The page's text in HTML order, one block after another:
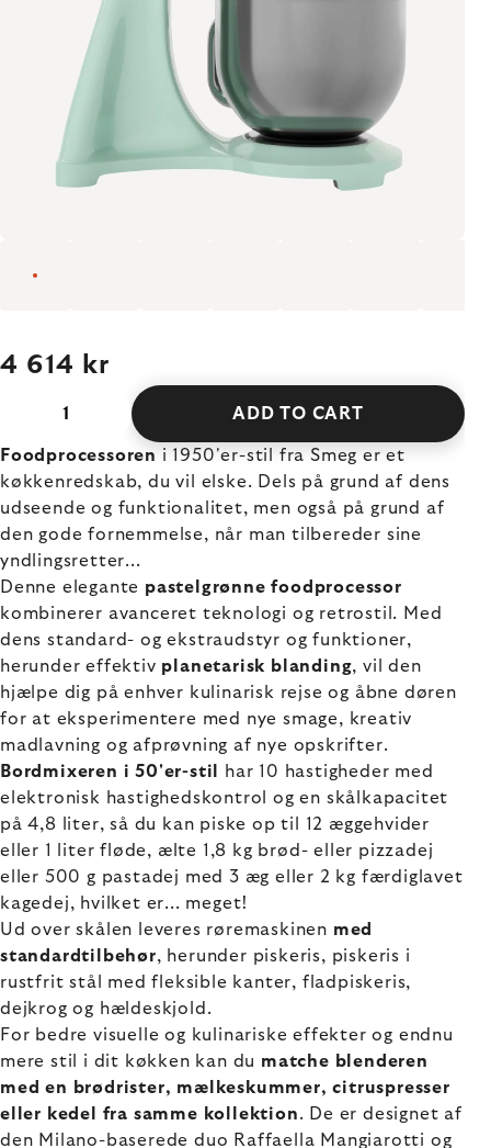
4 614 kr
ADD TO CART
Foodprocessoren i 1950'er-stil fra Smeg er et
køkkenredskab, du vil elske. Dels på grund af dens
udseende og funktionalitet, men også på grund af
den gode fornemmelse, når man tilbereder sine
yndlingsretter...
Denne elegante pastelgrønne foodprocessor
kombinerer avanceret teknologi og retrostil. Med
dens standard- og ekstraudstyr og funktioner,
herunder effektiv planetarisk blanding, vil den
hjælpe dig på enhver kulinarisk rejse og åbne døren
for at eksperimentere med nye smage, kreativ
madlavning og afprøvning af nye opskrifter.
Bordmixeren i 50'er-stil
har 10 hastigheder med
elektronisk hastighedskontrol og en skålkapacitet
på 4,8 liter, så du kan piske op til 12 æggehvider
eller 1 liter fløde, ælte 1,8 kg brød- eller pizzadej
eller 500 g pastadej med 3 æg eller 2 kg færdiglavet
kagedej, hvilket er... meget!
Ud over skålen leveres røremaskinen med
standardtilbehør, herunder piskeris, piskeris i
rustfrit stål med fleksible kanter, fladpiskeris,
dejkrog og hældeskjold.
For bedre visuelle og kulinariske effekter og endnu
mere stil i dit køkken kan du matche blenderen
med en brødrister, mælkeskummer, citruspresser
eller kedel fra samme kollektion. De er designet af
den Milano-baserede duo Raffaella Mangiarotti og